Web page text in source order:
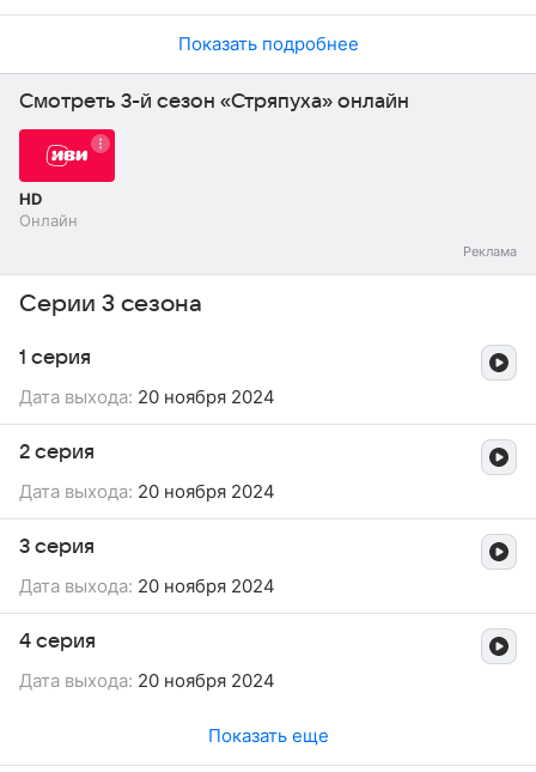
Показать подробнее
Смотреть 3-й сезон «Стряпуха» онлайн
HD
Онлайн
Серии 3 сезона
1 серия
Дата выхода: 20 ноября 2024
2 серия
Дата выхода: 20 ноября 2024
3 серия
Дата выхода: 20 ноября 2024
4 серия
Дата выхода: 20 ноября 2024
Показать еще